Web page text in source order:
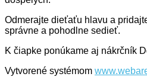
Odmerajte dieťaťu hlavu a
správne a pohodlne sedieť.
K čiapke ponúkame aj nákrčník
Vytvorené systémom